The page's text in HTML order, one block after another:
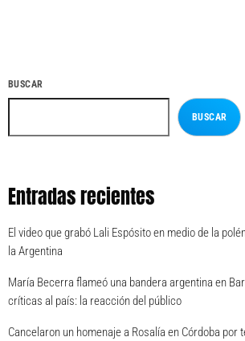
BUSCAR
BUSCAR
Entradas recientes
El video que grabó Lali Espósito en medio de la
la Argentina
María Becerra flameó una bandera argentina en
críticas al país: la reacción del público
Cancelaron un homenaje a Rosalía en Córdoba por